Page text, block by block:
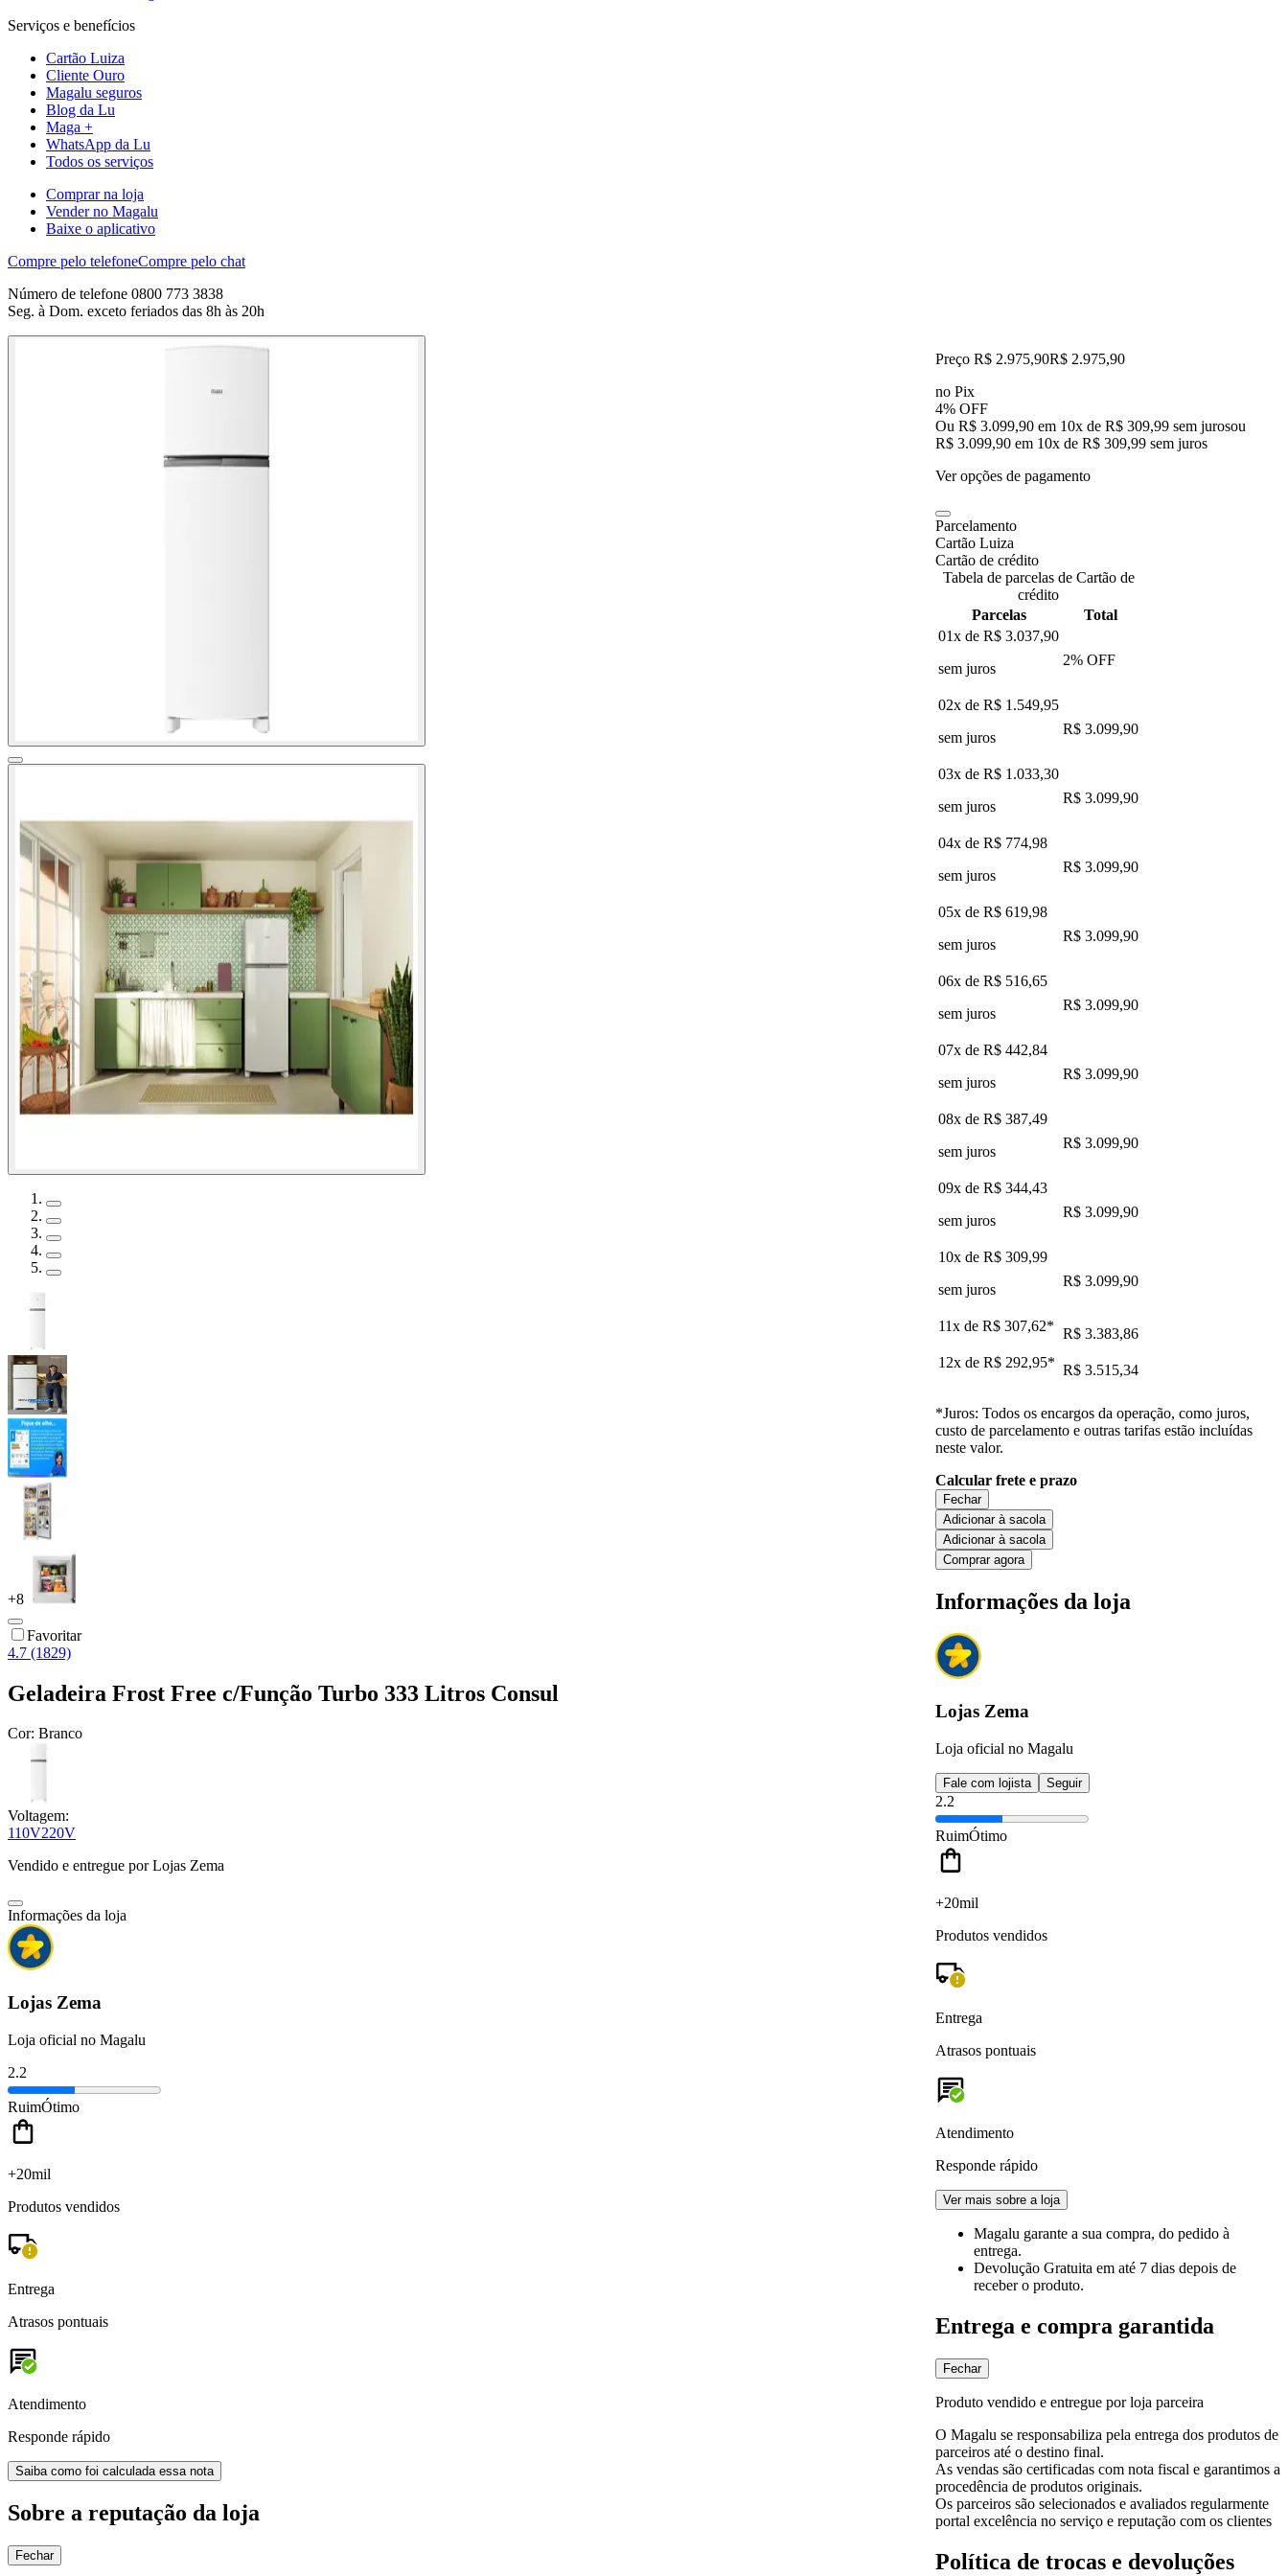
Serviços e benefícios
Cartão Luiza
Cliente Ouro
Magalu seguros
Blog da Lu
Maga +
WhatsApp da Lu
Todos os serviços
Comprar na loja
Vender no Magalu
Baixe o aplicativo
Compre pelo telefoneCompre pelo chat
Número de telefone 0800 773 3838
Seg. à Dom. exceto feriados das 8h às 20h
+8
Favoritar
4.7 (1829)
Geladeira Frost Free c/Função Turbo 333 Litros Consul
Cor: Branco
Voltagem:
110V220V
Vendido e entregue por Lojas Zema
Informações da loja
Lojas Zema
Loja oficial no Magalu
2.2
RuimÓtimo
+20mil
Produtos vendidos
Entrega
Atrasos pontuais
Atendimento
Responde rápido
Saiba como foi calculada essa nota
Sobre a reputação da loja
Fechar
Preço R$ 2.975,90R$ 2.975,90
no Pix
4% OFF
Ou R$ 3.099,90 em 10x de R$ 309,99 sem jurosou
R$ 3.099,90 em 10x de R$ 309,99 sem juros
Ver opções de pagamento
Parcelamento
Cartão Luiza
Cartão de crédito
Tabela de parcelas de Cartão de
crédito
Parcelas
Total
01x de R$ 3.037,90
sem juros
2% OFF
02x de R$ 1.549,95
sem juros
R$ 3.099,90
03x de R$ 1.033,30
sem juros
R$ 3.099,90
04x de R$ 774,98
sem juros
R$ 3.099,90
05x de R$ 619,98
sem juros
R$ 3.099,90
06x de R$ 516,65
sem juros
R$ 3.099,90
07x de R$ 442,84
sem juros
R$ 3.099,90
08x de R$ 387,49
sem juros
R$ 3.099,90
09x de R$ 344,43
sem juros
R$ 3.099,90
10x de R$ 309,99
sem juros
R$ 3.099,90
11x de R$ 307,62* R$ 3.383,86
12x de R$ 292,95* R$ 3.515,34
*Juros: Todos os encargos da operação, como juros,
custo de parcelamento e outras tarifas estão incluídas
neste valor.
Calcular frete e prazo
Fechar
Adicionar à sacola
Adicionar à sacola
Comprar agora
Informações da loja
Lojas Zema
Loja oficial no Magalu
Fale com lojista Seguir
2.2
RuimÓtimo
+20mil
Produtos vendidos
Entrega
Atrasos pontuais
Atendimento
Responde rápido
Ver mais sobre a loja
Magalu garante a sua compra, do pedido à
entrega.
Devolução Gratuita em até 7 dias depois de
receber o produto.
Entrega e compra garantida
Fechar
Produto vendido e entregue por loja parceira
O Magalu se responsabiliza pela entrega dos produtos de
parceiros até o destino final.
As vendas são certificadas com nota fiscal e garantimos a
procedência de produtos originais.
Os parceiros são selecionados e avaliados regularmente
portal excelência no serviço e reputação com os clientes
Política de trocas e devoluções